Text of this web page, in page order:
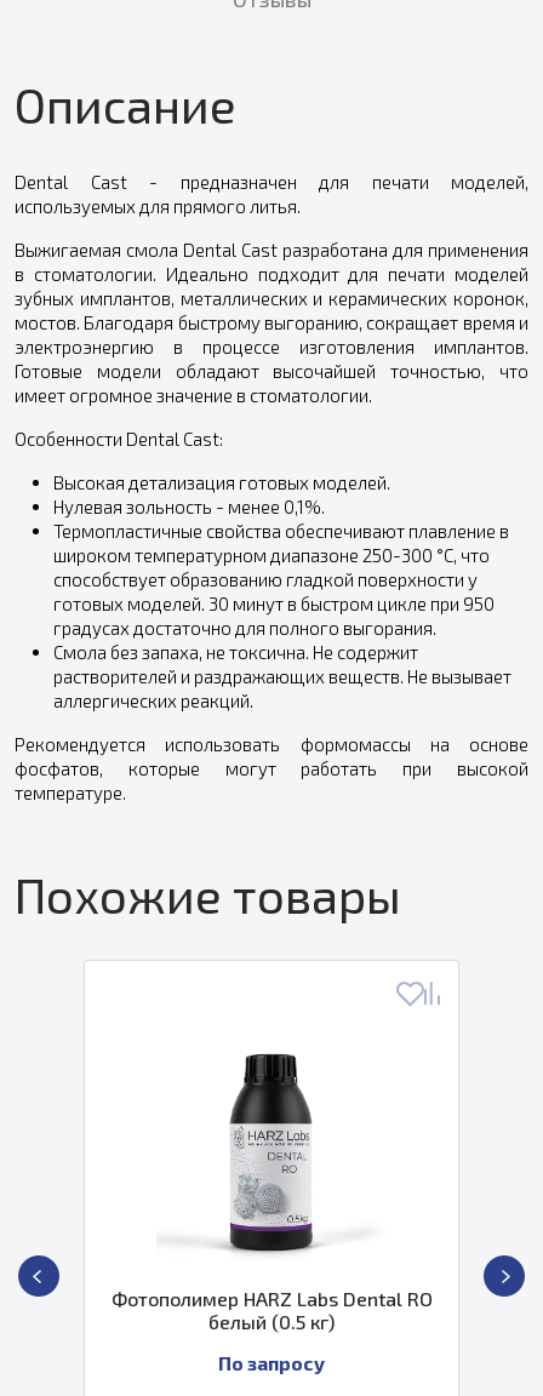
Описание
Dental Cast - предназначен для печати моделей,
используемых для прямого литья.
Выжигаемая смола Dental Cast разработана для применения
в стоматологии. Идеально подходит для печати моделей
зубных имплантов, металлических и керамических коронок,
мостов. Благодаря быстрому выгоранию, сокращает время и
электроэнергию в процессе изготовления имплантов.
Готовые модели обладают высочайшей точностью, что
имеет огромное значение в стоматологии.
Особенности Dental Cast:
Высокая детализация готовых моделей.
Нулевая зольность - менее 0,1%.
Термопластичные свойства обеспечивают плавление в
широком температурном диапазоне 250-300 °С, что
способствует образованию гладкой поверхности у
готовых моделей. 30 минут в быстром цикле при 950
градусах достаточно для полного выгорания.
Смола без запаха, не токсична. Не содержит
растворителей и раздражающих веществ. Не вызывает
аллергических реакций.
Рекомендуется использовать формомассы на основе
фосфатов, которые могут работать при высокой
температуре.
Похожие товары
Фотополимер HARZ Labs Dental RO
белый (0.5 кг)
По запросу